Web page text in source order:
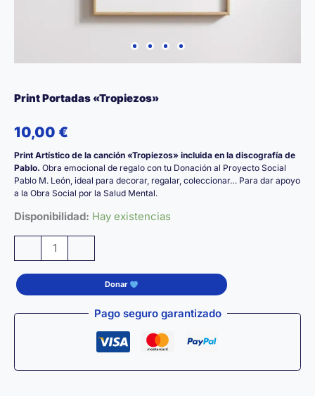
Print Portadas «Tropiezos»
10,00 €
Print Artístico de la canción «Tropiezos» incluida en la discografía de
Pablo. Obra emocional de regalo con tu Donación al Proyecto Social
Pablo M. León, ideal para decorar, regalar, coleccionar… Para dar apoyo
a la Obra Social por la Salud Mental.
Disponibilidad: Hay existencias
Portadas
«Tropiezos»
cantidad
Donar
Pago seguro garantizado